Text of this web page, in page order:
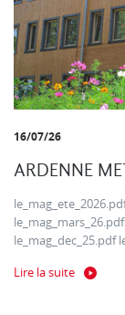
16/07/26
ARDENNE
le_mag_dec_25.pdf
Lire la suite